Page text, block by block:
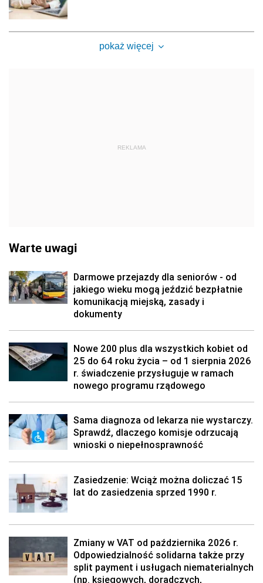
pokaż więcej
REKLAMA
Warte uwagi
Darmowe przejazdy dla seniorów - od
jakiego wieku mogą jeździć bezpłatnie
komunikacją miejską, zasady i
dokumenty
Nowe 200 plus dla wszystkich kobiet od
25 do 64 roku życia – od 1 sierpnia 2026
r. świadczenie przysługuje w ramach
nowego programu rządowego
Sama diagnoza od lekarza nie wystarczy.
Sprawdź, dlaczego komisje odrzucają
wnioski o niepełnosprawność
Zasiedzenie: Wciąż można doliczać 15
lat do zasiedzenia sprzed 1990 r.
Zmiany w VAT od października 2026 r.
Odpowiedzialność solidarna także przy
split payment i usługach niematerialnych
(np. księgowych, doradczych,